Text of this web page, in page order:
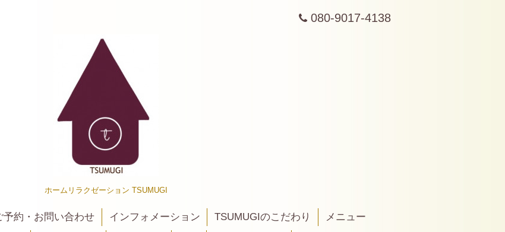
080-9017-4138
ホームリラクゼーション TSUMUGI
予約・お問い合わせ インフォメーション TSUMUGIのこだわり
メニュー